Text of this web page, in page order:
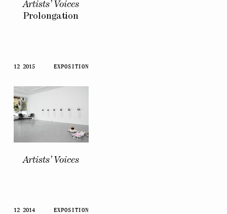
Artists’ Voices
Prolongation
12 2015 EXPOSITION
Artists’ Voices
12 2014 EXPOSITION